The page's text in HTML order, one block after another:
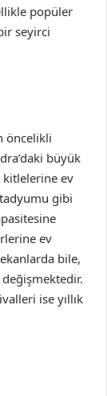
popüler
seyirci
öncelikli
büyük
kitlelerine ev
gibi
ev
bile,
değişmektedir.
ise yıllık